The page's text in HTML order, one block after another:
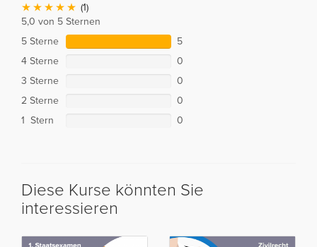
(1)
5,0 von 5 Sternen
5 Sterne
5
4 Sterne
0
3 Sterne
0
2 Sterne
0
1 Stern
0
Diese Kurse könnten Sie
interessieren